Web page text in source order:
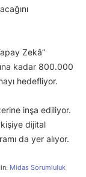
Zekâ”
kadar 800.000
hedefliyor.
inşa ediliyor.
dijital
da yer alıyor.
Midas Sorumluluk